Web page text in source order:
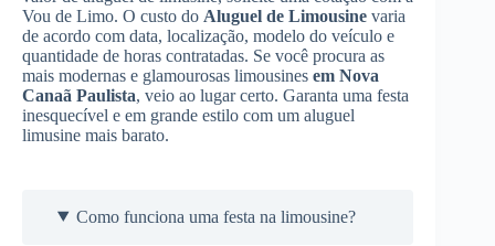
Vou de Limo. O custo do Aluguel de Limousine varia
de acordo com data, localização, modelo do veículo e
quantidade de horas contratadas. Se você procura as
mais modernas e glamourosas limousines em Nova
Canaã Paulista, veio ao lugar certo. Garanta uma festa
inesquecível e em grande estilo com um aluguel
limusine mais barato.
Como funciona uma festa na limousine?